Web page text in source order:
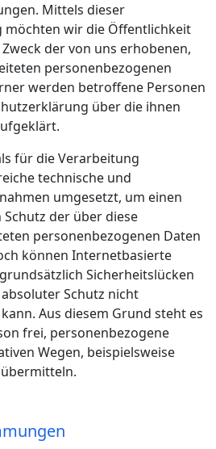
Mittels dieser
möchten wir die Öffentlichkeit
der von uns erhobenen,
personenbezogenen
werden betroffene Personen
über die ihnen
für die Verarbeitung
technische und
umgesetzt, um einen
der über diese
personenbezogenen Daten
können Internetbasierte
Sicherheitslücken
Schutz nicht
Aus diesem Grund steht es
frei, personenbezogene
Wegen, beispielsweise